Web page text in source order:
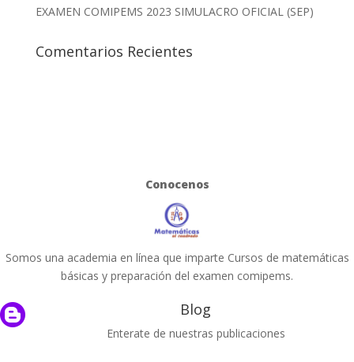
EXAMEN COMIPEMS 2023 SIMULACRO OFICIAL (SEP)
Comentarios Recientes
Conocenos
Somos una academia en línea que imparte Cursos de matemáticas
básicas y preparación del examen comipems.
 Blog
Enterate de nuestras publicaciones